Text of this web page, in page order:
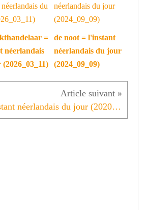
=
néerlandais
de noot = l'instant
néerlandais du jour
(2024_09_09)
L'instant néerlandais du jour (2020_02_21): een formateur